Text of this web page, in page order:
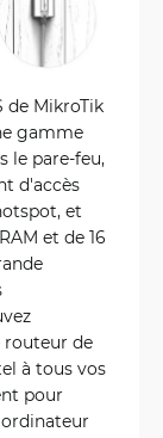
de MikroTik
gamme
le pare-feu,
d'accès
et
et de 16
de
à tous vos
pour